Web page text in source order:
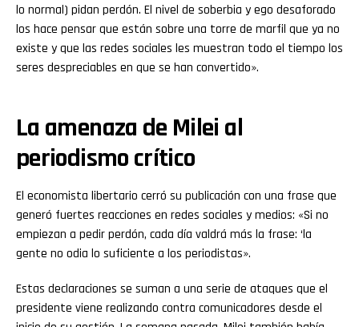
lo normal) pidan perdón. El nivel de soberbia y ego desaforado
los hace pensar que están sobre una torre de marfil que ya no
existe y que las redes sociales les muestran todo el tiempo los
seres despreciables en que se han convertido».
La amenaza de Milei al
periodismo crítico
El economista libertario cerró su publicación con una frase que
generó fuertes reacciones en redes sociales y medios: «Si no
empiezan a pedir perdón, cada día valdrá más la frase: ‘la
gente no odia lo suficiente a los periodistas».
Estas declaraciones se suman a una serie de ataques que el
presidente viene realizando contra comunicadores desde el